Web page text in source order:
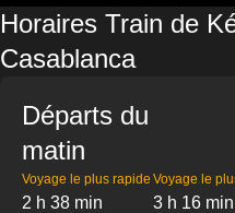
Horaires Train de
Casablanca
Départs du
matin
Voyage le plus rapide
2 h 38 min
Voyage le
3 h 16 min